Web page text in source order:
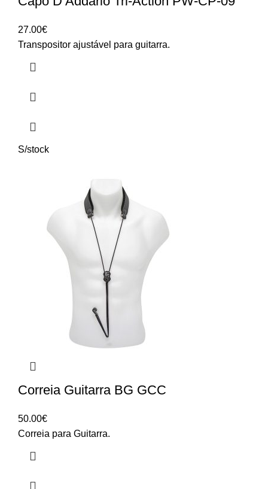
27.00€
Transpositor ajustável para guitarra.
S/stock
Correia Guitarra BG GCC
50.00€
Correia para Guitarra.